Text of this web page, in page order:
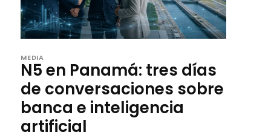
MEDIA
N5 en Panamá: tres días
de conversaciones sobre
banca e inteligencia
artificial